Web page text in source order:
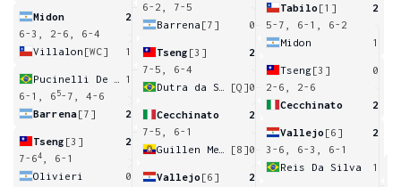
Midon
2
6-3, 2-6, 6-4
Villalon [WC] 1
1
6-1, 6 5-7, 4-6
Barrena[7] 2
Tseng [3]
2
7-64
, 6-1
Olivieri
0
6-2, 7-5
Barrena [7] 0
Tseng [3]
2
7-5, 6-4
[Q]0
Cecchinato
2
7-5, 6-1
[8]0
Vallejo [6]
2
Tabilo [1]
2
5-7, 6-1, 6-2
Midon
1
Tseng[3]
0
2-6, 2-6
Cecchinato
2
Vallejo [6]
2
3-6, 6-3, 6-1
Reis Da Silva
1